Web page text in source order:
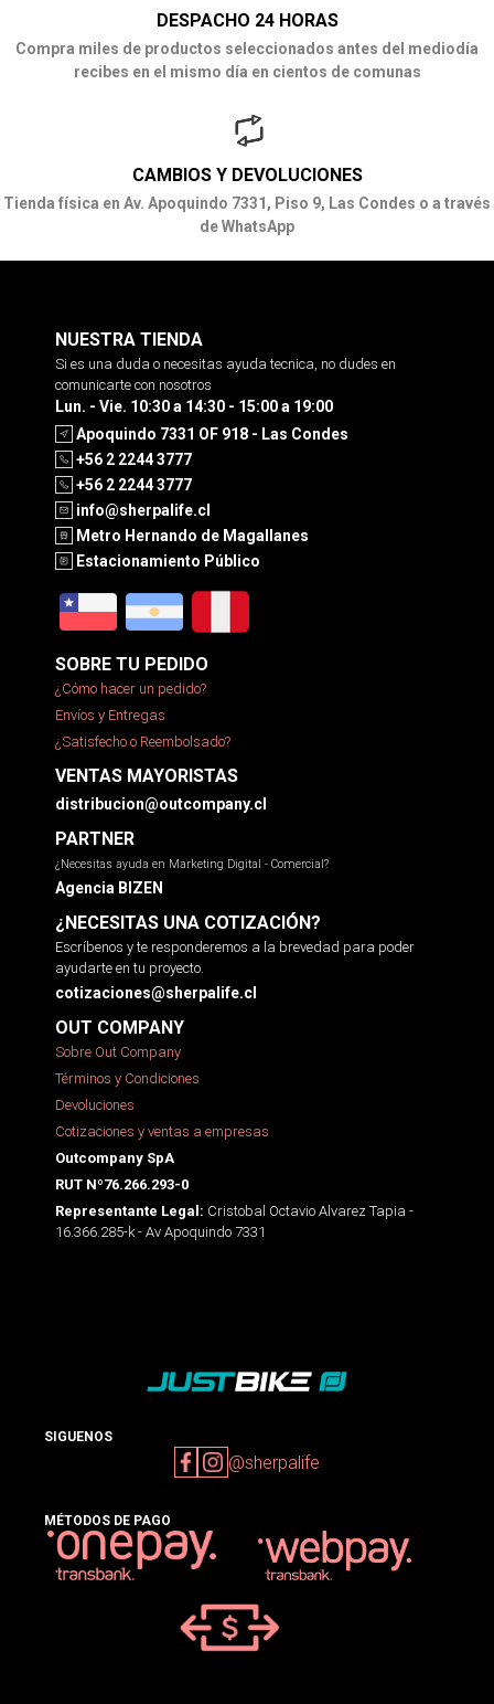
DESPACHO 24 HORAS
Compra miles de productos seleccionados antes del mediodía
recibes en el mismo día en cientos de comunas
CAMBIOS Y DEVOLUCIONES
Tienda física en Av. Apoquindo 7331, Piso 9, Las Condes o a través
de WhatsApp
NUESTRA TIENDA
Si es una duda o necesitas ayuda tecnica, no dudes en
comunicarte con nosotros
Lun. - Vie. 10:30 a 14:30 - 15:00 a 19:00
Apoquindo 7331 OF 918 - Las Condes
+56 2 2244 3777
+56 2 2244 3777
info@sherpalife.cl
Metro Hernando de Magallanes
Estacionamiento Público
SOBRE TU PEDIDO
¿Cómo hacer un pedido?
Envíos y Entregas
¿Satisfecho o Reembolsado?
VENTAS MAYORISTAS
distribucion@outcompany.cl
PARTNER
¿Necesitas ayuda en Marketing Digital - Comercial?
Agencia BIZEN
¿NECESITAS UNA COTIZACIÓN?
Escríbenos y te responderemos a la brevedad para poder
ayudarte en tu proyecto.
cotizaciones@sherpalife.cl
OUT COMPANY
Sobre Out Company
Términos y Condiciones
Devoluciones
Cotizaciones y ventas a empresas
Outcompany SpA
RUT Nº76.266.293-0
Representante Legal: Cristobal Octavio Alvarez Tapia -
16.366.285-k - Av Apoquindo 7331
SIGUENOS
@sherpalife
MÉTODOS DE PAGO